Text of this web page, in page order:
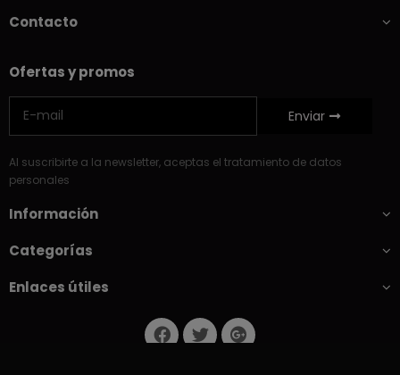
Contacto
Ofertas y promos
Enviar
Al suscribirte a la newsletter, aceptas el tratamiento de datos
personales
Información
Categorías
Enlaces útiles